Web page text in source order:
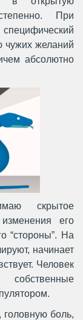
При
чужих желаний
абсолютно
скрытое
его
“стороны”. На
начинает
Человек
собственные
боль,